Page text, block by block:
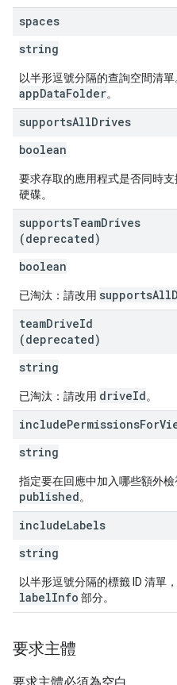
spaces
string
以半形逗號分隔的查詢空間清
appDataFolder。
supportsAllDrives
boolean
要求存取的應用程式是否同時
硬碟。
supportsTeamDrives
(deprecated)
boolean
已淘汰：請改用
teamDriveId
(deprecated)
string
已淘汰：請改用 driveId。
includePermissionsFor
string
指定要在回應中加入哪些額外
published。
includeLabels
string
以半形逗號分隔的標籤 ID 清單
labelInfo 部分。
要求主體